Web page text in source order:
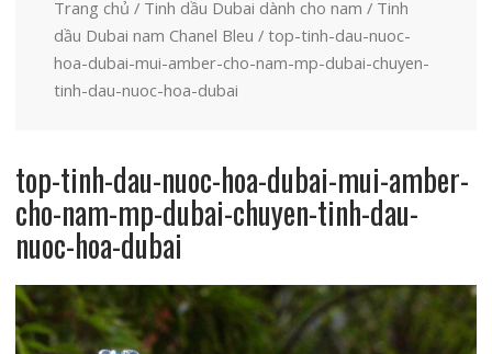
Trang chủ / Tinh dầu Dubai dành cho nam / Tinh
dầu Dubai nam Chanel Bleu / top-tinh-dau-nuoc-
hoa-dubai-mui-amber-cho-nam-mp-dubai-chuyen-
tinh-dau-nuoc-hoa-dubai
top-tinh-dau-nuoc-hoa-dubai-mui-amber-
cho-nam-mp-dubai-chuyen-tinh-dau-
nuoc-hoa-dubai